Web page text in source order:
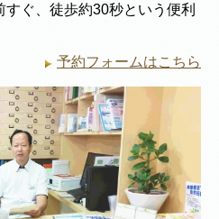
ぐ、徒歩約30秒という便利
予約フォームはこちら